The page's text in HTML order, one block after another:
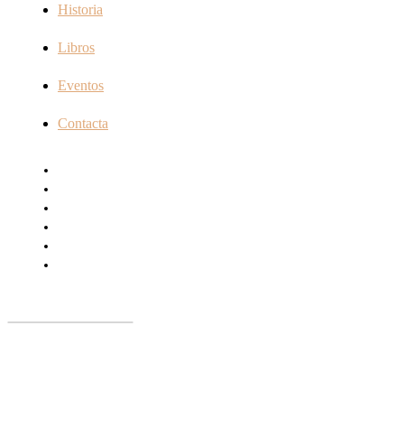
Historia
Libros
Eventos
Contacta